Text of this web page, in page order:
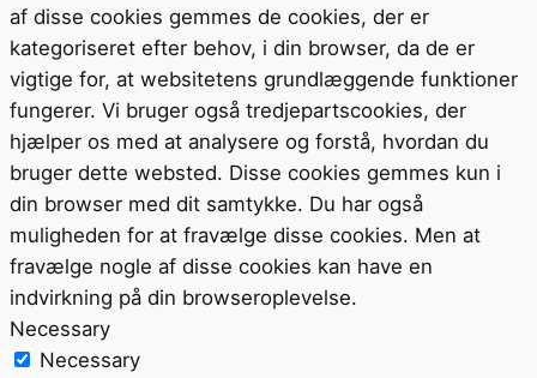
af disse cookies gemmes de cookies, der er
kategoriseret efter behov, i din browser, da de er
vigtige for, at websitetens grundlæggende funktioner
fungerer. Vi bruger også tredjepartscookies, der
hjælper os med at analysere og forstå, hvordan du
bruger dette websted. Disse cookies gemmes kun i
din browser med dit samtykke. Du har også
muligheden for at fravælge disse cookies. Men at
fravælge nogle af disse cookies kan have en
indvirkning på din browseroplevelse.
Necessary
Necessary